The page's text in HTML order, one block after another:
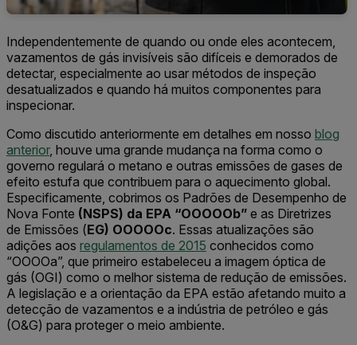
Independentemente de quando ou onde eles acontecem,
vazamentos de gás invisíveis são difíceis e demorados de
detectar, especialmente ao usar métodos de inspeção
desatualizados e quando há muitos componentes para
inspecionar.
Como discutido anteriormente em detalhes em nosso blog
anterior, houve uma grande mudança na forma como o
governo regulará o metano e outras emissões de gases de
efeito estufa que contribuem para o aquecimento global.
Especificamente, cobrimos os Padrões de Desempenho de
Nova Fonte (NSPS) da EPA “OOOOOb” e as Diretrizes
de Emissões (EG) OOOOOc. Essas atualizações são
adições aos regulamentos de 2015 conhecidos como
“OOOOa”, que primeiro estabeleceu a imagem óptica de
gás (OGI) como o melhor sistema de redução de emissões.
A legislação e a orientação da EPA estão afetando muito a
detecção de vazamentos e a indústria de petróleo e gás
(O&G) para proteger o meio ambiente.